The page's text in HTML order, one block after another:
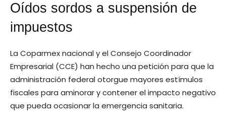
Oídos sordos a suspensión de
impuestos
La Coparmex nacional y el Consejo Coordinador
Empresarial (CCE) han hecho una petición para que la
administración federal otorgue mayores estímulos
fiscales para aminorar y contener el impacto negativo
que pueda ocasionar la emergencia sanitaria.